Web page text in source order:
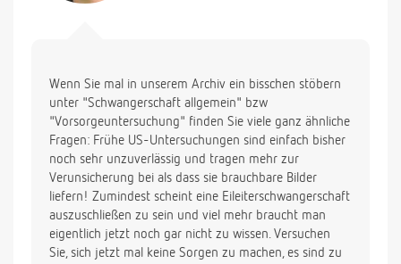
Wenn Sie mal in unserem Archiv ein bisschen stöbern
unter "Schwangerschaft allgemein" bzw
"Vorsorgeuntersuchung" finden Sie viele ganz ähnliche
Fragen: Frühe US-Untersuchungen sind einfach bisher
noch sehr unzuverlässig und tragen mehr zur
Verunsicherung bei als dass sie brauchbare Bilder
liefern! Zumindest scheint eine Eileiterschwangerschaft
auszuschließen zu sein und viel mehr braucht man
eigentlich jetzt noch gar nicht zu wissen. Versuchen
Sie, sich jetzt mal keine Sorgen zu machen, es sind zu